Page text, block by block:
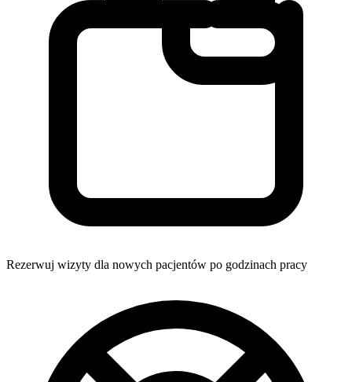
Rezerwuj wizyty dla nowych pacjentów po godzinach pracy